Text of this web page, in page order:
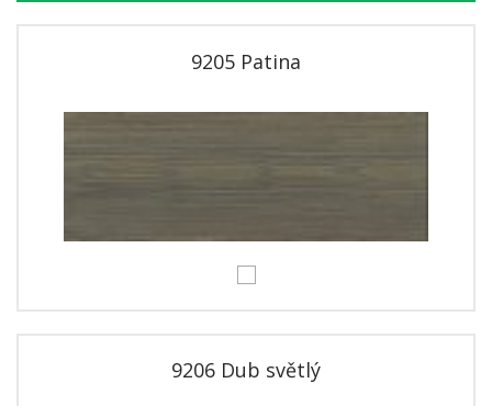
9205 Patina
9206 Dub světlý